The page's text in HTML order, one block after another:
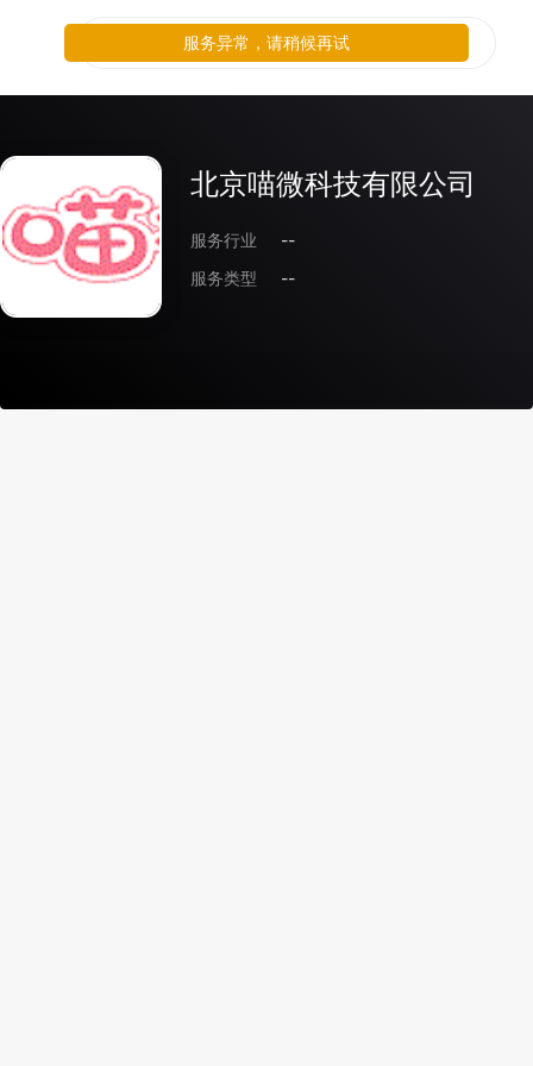
北京喵微科技有限公司
服务行业
--
服务类型
--
服务异常，请稍候再试